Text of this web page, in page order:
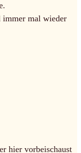
immer mal wieder
hier vorbeischaust